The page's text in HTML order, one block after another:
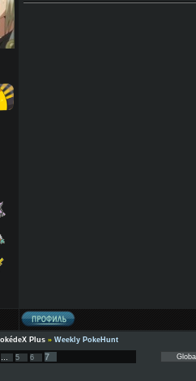
Plus » Weekly PokeHunt
… 5 6 7